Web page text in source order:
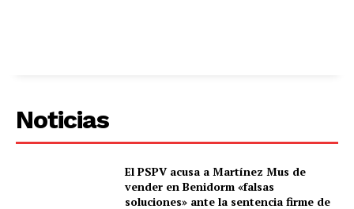
Noticias
El PSPV acusa a Martínez Mus de
vender en Benidorm «falsas
soluciones» ante la sentencia firme de